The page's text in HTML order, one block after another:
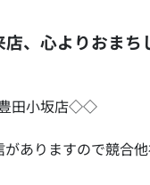
、心よりおまち
田小坂店◇◇
ありますので競合